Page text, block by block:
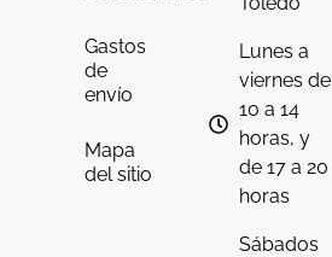
Gastos
de
envío
Mapa
del sitio
Lunes a
viernes de
10 a 14
horas, y
de 17 a 20
horas
Sábados